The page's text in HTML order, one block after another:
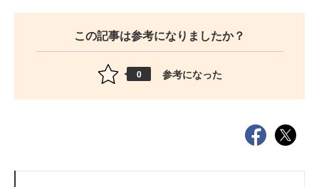
この記事は参考になりましたか？
0 参考になった